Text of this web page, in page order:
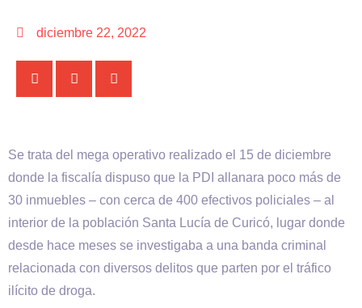
diciembre 22, 2022
Se trata del mega operativo realizado el 15 de diciembre
donde la fiscalía dispuso que la PDI allanara poco más de
30 inmuebles – con cerca de 400 efectivos policiales – al
interior de la población Santa Lucía de Curicó, lugar donde
desde hace meses se investigaba a una banda criminal
relacionada con diversos delitos que parten por el tráfico
ilícito de droga.